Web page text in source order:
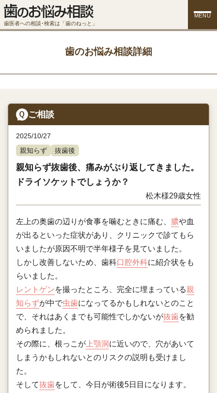
歯医者への相談･検索は「歯のねっと」
MENU
歯のお悩み相談詳細
ご相談
2025/10/27
親知らず
抜歯後
親知らず抜歯後、痛みがぶり返してきました。
ドライソケットでしょうか？
松木様29歳女性
左上の奥歯の辺りが食事を噛むときに痛む、 膿や血
が出るといった症状があり、クリニックで診てもら
いましたが原因不明で半年様子を見ていました。
しかし改善しないため、歯科口腔外科に紹介状をも
らいました。
レントゲンを撮ったところ、完全に埋まっている親
知らずが中で虫歯になってるかもしれないとのこと
で、それはあくまでも可能性でしかないが抜歯を勧
められました。
その際に、根っこが上顎洞に近いので、穴があいて
しまうかもしれないとのリスクの説明も受けまし
た。
そして抜歯をして、今日が術後5日目になります。